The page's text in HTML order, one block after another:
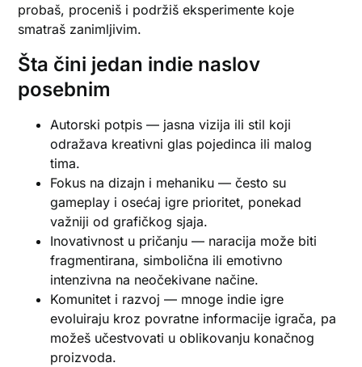
probaš, proceniš i podržiš eksperimente koje
smatraš zanimljivim.
Šta čini jedan indie naslov
posebnim
Autorski potpis — jasna vizija ili stil koji
odražava kreativni glas pojedinca ili malog
tima.
Fokus na dizajn i mehaniku — često su
gameplay i osećaj igre prioritet, ponekad
važniji od grafičkog sjaja.
Inovativnost u pričanju — naracija može biti
fragmentirana, simbolična ili emotivno
intenzivna na neočekivane načine.
Komunitet i razvoj — mnoge indie igre
evoluiraju kroz povratne informacije igrača, pa
možeš učestvovati u oblikovanju konačnog
proizvoda.